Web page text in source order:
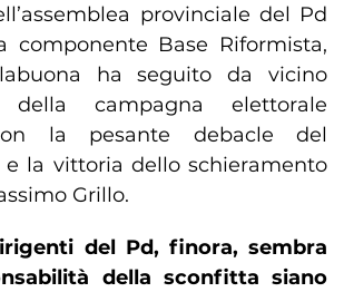
provinciale del Pd
componente Base Riformista,
ha seguito da vicino
della campagna elettorale
la pesante debacle del
e la vittoria dello schieramento
Grillo.
del Pd, finora, sembra
della sconfitta siano